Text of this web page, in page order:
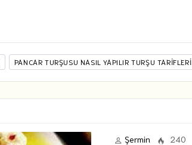
PANCAR TURŞUSU NASIL YAPILIR TURŞU TARIFLERI
Şermin 240